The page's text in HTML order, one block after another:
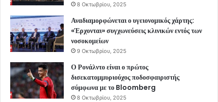
8 Οκτωβρίου, 2025
Αναδιαμορφώνεται ο υγειονομικός χάρτης:
«Έρχονται» συγχωνεύσεις κλινικών εντός των
νοσοκομείων
9 Οκτωβρίου, 2025
Ο Ρονάλντο είναι ο πρώτος
δισεκατομμυριούχος ποδοσφαιριστής
σύμφωνα με το Bloomberg
8 Οκτωβρίου, 2025